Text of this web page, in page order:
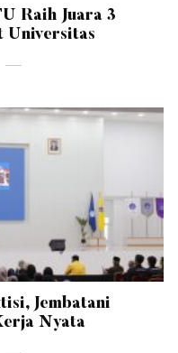
Raih Juara 3
Universitas
Jembatani
Nyata